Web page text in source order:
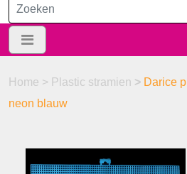
Home > Plastic stramien > Darice
neon blauw